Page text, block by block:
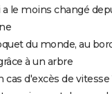
a le moins changé
du monde, au
à un arbre
d'excès de vitesse